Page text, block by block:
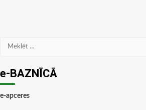
Meklēt:
e-BAZNĪCĀ
e-apceres